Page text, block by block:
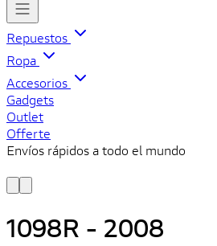
Repuestos
Ropa
Accesorios
Gadgets
Outlet
Offerte
Envíos rápidos a todo el mundo
1098R - 2008